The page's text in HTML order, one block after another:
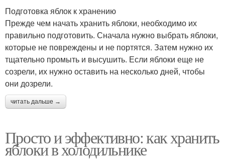
Подготовка яблок к хранению
Прежде чем начать хранить яблоки, необходимо их
правильно подготовить. Сначала нужно выбрать яблоки,
которые не повреждены и не портятся. Затем нужно их
тщательно промыть и высушить. Если яблоки еще не
созрели, их нужно оставить на несколько дней, чтобы
они дозрели.
читать дальше →
Просто и эффективно: как хранить
яблоки в холодильнике